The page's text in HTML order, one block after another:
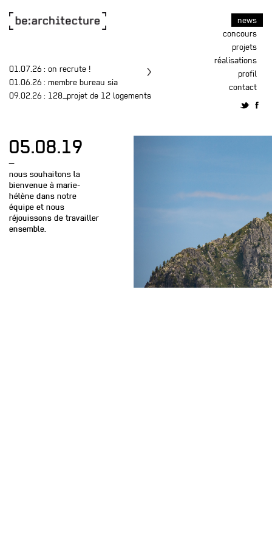
news
concours
projets
réalisations
profil
contact
01.07.26 : on recrute !
01.06.26 : membre bureau sia
09.02.26 : 128_projet de 12 logements
05.08.19
—
nous souhaitons la
bienvenue à marie-
hélène dans notre
équipe et nous
réjouissons de travailler
ensemble.